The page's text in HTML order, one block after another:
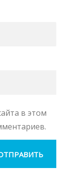
в этом